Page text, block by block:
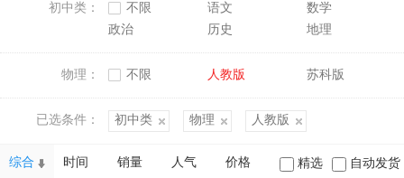
初中类： 不限 语文
数学
政治
历史 地理
物理： 不限 人教版 苏科版
已选条件： 初中类 物理 人教版
综合 时间 销量 人气 价格 精选 自动发货